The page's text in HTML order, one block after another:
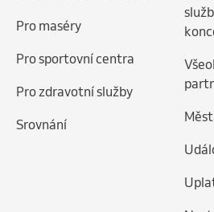
Pro maséry
Pro sportovní centra
Pro zdravotní služby
Srovnání